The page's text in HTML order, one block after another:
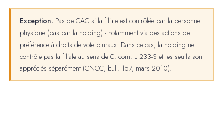
Exception. Pas de CAC si la filiale est contrôlée par la personne
physique (pas par la holding) - notamment via des actions de
préférence à droits de vote pluraux. Dans ce cas, la holding ne
contrôle pas la filiale au sens de C. com. L 233-3 et les seuils sont
appréciés séparément (CNCC, bull. 157, mars 2010).